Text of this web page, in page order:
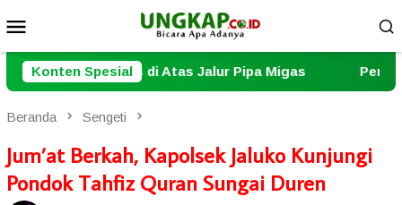
ke
kontenMobile
Konten Spesial
Pipa Migas Pererat Sinergi, Polresta Jambi
Beranda Sengeti
Jum’at Berkah, Kapolsek Jaluko Kunjungi
Pondok Tahfiz Quran Sungai Duren